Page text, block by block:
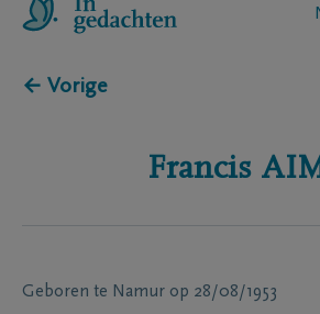
← Vorige
Francis
Geboren te Namur op 28/08/1953